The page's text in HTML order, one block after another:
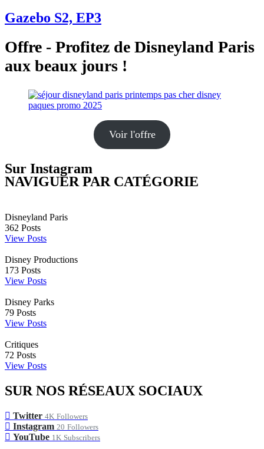
Gazebo S2, EP3
Offre - Profitez de Disneyland Paris
aux beaux jours !
Voir l'offre
Sur Instagram
NAVIGUER PAR CATÉGORIE
Disneyland Paris
362 Posts
View Posts
Disney Productions
173 Posts
View Posts
Disney Parks
79 Posts
View Posts
Critiques
72 Posts
View Posts
SUR NOS RÉSEAUX SOCIAUX
Twitter 4K Followers
Instagram 20 Followers
YouTube 1K Subscribers